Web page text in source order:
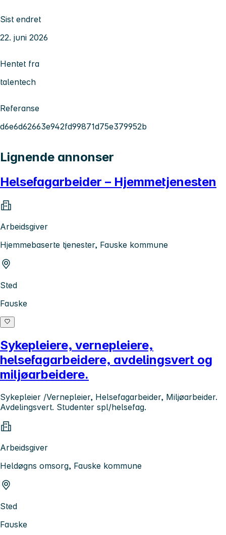
Sist endret
22. juni 2026
Hentet fra
talentech
Referanse
d6e6d62663e942fd99871d75e379952b
Lignende annonser
Helsefagarbeider – Hjemmetjenesten
Arbeidsgiver
Hjemmebaserte tjenester, Fauske kommune
Sted
Fauske
Sykepleiere, vernepleiere,
helsefagarbeidere, avdelingsvert og
miljøarbeidere.
Sykepleier /Vernepleier, Helsefagarbeider, Miljøarbeider.
Avdelingsvert. Studenter spl/helsefag.
Arbeidsgiver
Heldøgns omsorg, Fauske kommune
Sted
Fauske